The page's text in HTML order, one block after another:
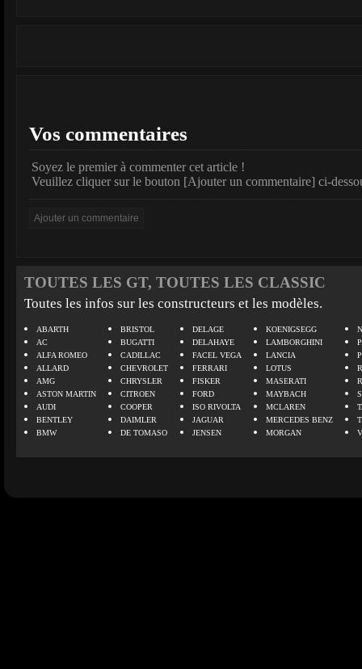
Vos commentaires
Soyez le premier à commenter cet article !
Veuillez cliquer sur le bouton [Ajouter un commentaire] ci-
TOUTES LES GT, TOUTES LES CLASSIC
Toutes les infos sur les constructeurs et les modèles.
ABARTH
AC
ALFA ROMEO
ALLARD
AMG
ASTON MARTIN
AUDI
BENTLEY
BMW
BRISTOL
BUGATTI
CADILLAC
CHEVROLET
CHRYSLER
CITROEN
COOPER
DAIMLER
DE TOMASO
DELAGE
DELAHAYE
FACEL VEGA
FERRARI
FISKER
FORD
ISO RIVOLTA
JAGUAR
JENSEN
KOENIGSEGG
LAMBORGHINI
LANCIA
LOTUS
MASERATI
MAYBACH
MCLAREN
MERCEDES BENZ
MORGAN